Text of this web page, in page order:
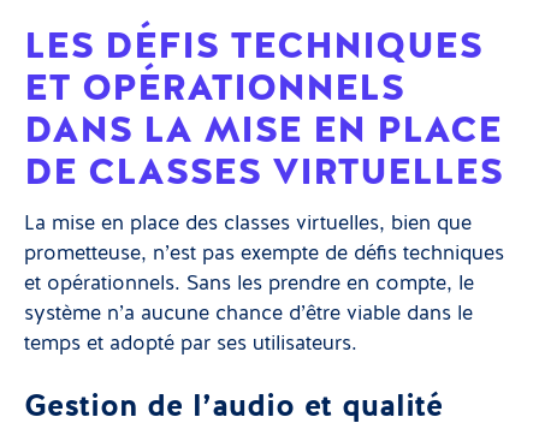
LES DÉFIS TECHNIQUES
ET OPÉRATIONNELS
DANS LA MISE EN PLACE
DE CLASSES VIRTUELLES
La mise en place des classes virtuelles, bien que
prometteuse, n’est pas exempte de défis techniques
et opérationnels. Sans les prendre en compte, le
système n’a aucune chance d’être viable dans le
temps et adopté par ses utilisateurs.
Gestion de l’audio et qualité